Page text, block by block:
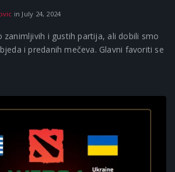
in July 24, 2024September 15, 2025
zanimljivih i gustih partija, ali dobili smo
i predanih mečeva. Glavni favoriti se